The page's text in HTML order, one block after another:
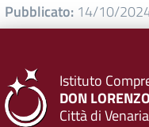
Pubblicato: 14/10/
Istituto
DON
Città di